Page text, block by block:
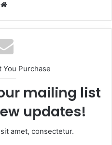
Website
You Purchase
mailing list
updates!
amet, consectetur.